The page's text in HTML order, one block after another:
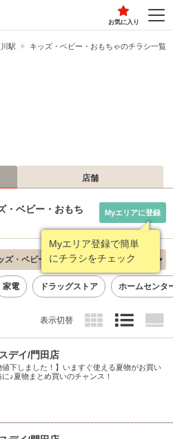
お気に入り
駅 キッズ・ベビー・おもちゃのチラシ一覧
店舗
・ベビー・おもち
Myエリア登録で簡単
にチラシをチェック
Myエリアに登録
ズ・ベビー・おもちゃ 新着順
家電 ドラッグストア ホームセンタ
表示切替
デイ/門田店
値下しました！】いますぐ使える夏物がお買い
♪夏物まとめ買いのチャンス！